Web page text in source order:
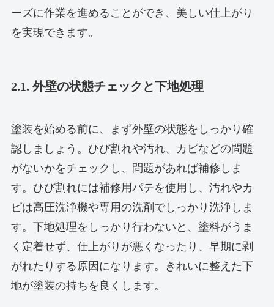
ーズに作業を進めることができ、美しい仕上がり
を実現できます。
2.1. 外壁の状態チェックと下地処理
塗装を始める前に、まず外壁の状態をしっかり確
認しましょう。ひび割れや汚れ、カビなどの問題
がないかをチェックし、問題があれば補修しま
す。ひび割れには補修用パテを使用し、汚れやカ
ビは高圧洗浄機や専用の洗剤でしっかり洗浄しま
す。下地処理をしっかり行わないと、塗料がうま
く定着せず、仕上がりが悪くなったり、早期に剥
がれたりする原因になります。きれいに整えた下
地が塗装の持ちを良くします。